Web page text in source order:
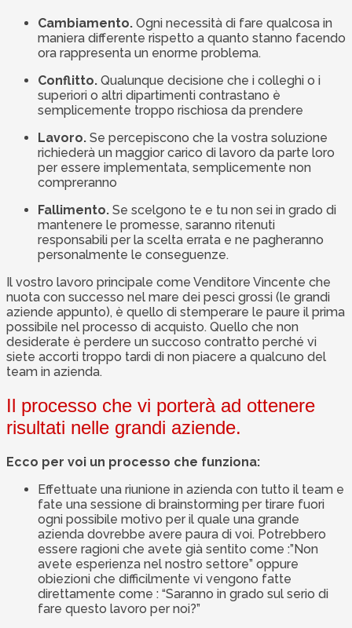
Cambiamento. Ogni necessità di fare qualcosa in
maniera differente rispetto a quanto stanno facendo
ora rappresenta un enorme problema.
Conflitto. Qualunque decisione che i colleghi o i
superiori o altri dipartimenti contrastano è
semplicemente troppo rischiosa da prendere
Lavoro. Se percepiscono che la vostra soluzione
richiederà un maggior carico di lavoro da parte loro
per essere implementata, semplicemente non
compreranno
Fallimento. Se scelgono te e tu non sei in grado di
mantenere le promesse, saranno ritenuti
responsabili per la scelta errata e ne pagheranno
personalmente le conseguenze.
Il vostro lavoro principale come Venditore Vincente che
nuota con successo nel mare dei pesci grossi (le grandi
aziende appunto), è quello di stemperare le paure il prima
possibile nel processo di acquisto. Quello che non
desiderate è perdere un succoso contratto perché vi
siete accorti troppo tardi di non piacere a qualcuno del
team in azienda.
Il processo che vi porterà ad ottenere
risultati nelle grandi aziende.
Ecco per voi un processo che funziona:
Effettuate una riunione in azienda con tutto il team e
fate una sessione di brainstorming per tirare fuori
ogni possibile motivo per il quale una grande
azienda dovrebbe avere paura di voi. Potrebbero
essere ragioni che avete già sentito come :”Non
avete esperienza nel nostro settore” oppure
obiezioni che difficilmente vi vengono fatte
direttamente come : “Saranno in grado sul serio di
fare questo lavoro per noi?”